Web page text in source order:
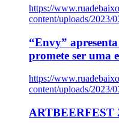
https://
content/uploads/2023/
“Envy”
promete ser uma
https://
content/uploads/2023/
ARTBEERFEST